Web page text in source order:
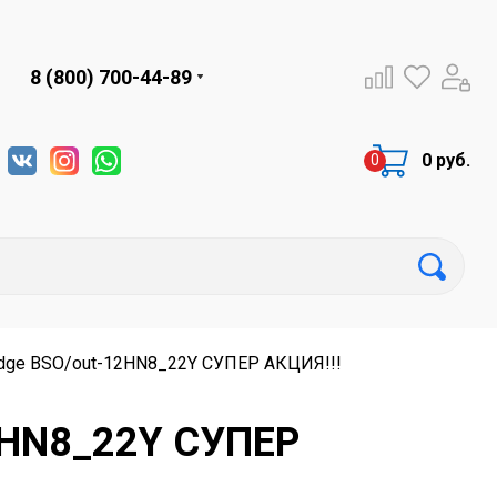
8 (800) 700-44-89
0 руб.
BSO/out-12HN8_22Y СУПЕР АКЦИЯ!!!
СУПЕР